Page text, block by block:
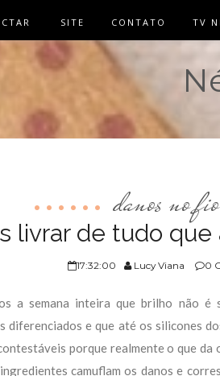
SITE CONTATO TV
danos no fio
livrar de tudo que
17:32:00 Lucy Viana 0
a semana inteira que brilho não
diferenciados e que até os silicones
porque realmente o que
camuflam os danos e